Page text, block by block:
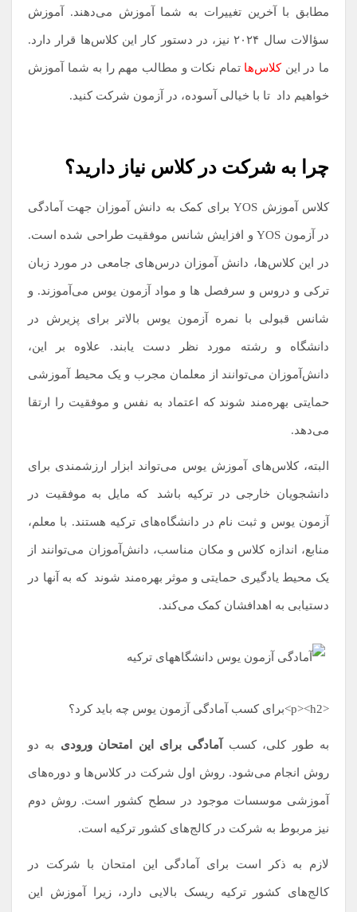
مطابق با آخرین تغییرات به شما آموزش می‌دهند. آموزش
سؤالات سال ۲۰۲۴ نیز، در دستور کار این کلاس‌ها قرار دارد.
ما در اینکلاس‌ها تمام نکات و مطالب مهم را به شما آموزش
خواهیم داد تا با خیالی آسوده، در آزمون شرکت کنید.
چرا به شرکت در کلاس نیاز دارید؟
کلاس‌ آموزش YOS برای کمک به دانش آموزان جهت آمادگی
در آزمون YOS و افزایش شانس موفقیت طراحی شده است.
در این کلاس‌ها، دانش آموزان درس‌های جامعی در مورد زبان
ترکی و دروس و سرفصل ها و مواد آزمون یوس می‌آموزند. و
شانس قبولی با نمره آزمون یوس بالاتر برای پزیرش در
دانشگاه و رشته مورد نظر دست یابند. علاوه بر این،
دانش‌آموزان می‌توانند از معلمان مجرب و یک محیط آموزشی
حمایتی بهره‌مند شوند که اعتماد به نفس و موفقیت را ارتقا
می‌دهد.
البته، کلاس‌های آموزش یوس می‌تواند ابزار ارزشمندی برای
دانشجویان خارجی در ترکیه باشد که مایل به موفقیت در
آزمون یوس و ثبت نام در دانشگاه‌های ترکیه هستند. با معلم،
منابع، اندازه کلاس و مکان مناسب، دانش‌آموزان می‌توانند از
یک محیط یادگیری حمایتی و موثر بهره‌مند شوند که به آنها در
دستیابی به اهدافشان کمک می‌کند.
<p><h2>برای کسب آمادگی آزمون یوس چه باید کرد؟
به طور کلی، کسب آمادگی برای این امتحان ورودی به دو
روش انجام می‌شود. روش اول شرکت در کلاس‌ها و دوره‌های
آموزشی موسسات موجود در سطح کشور است. روش دوم
نیز مربوط به شرکت در کالج‌های کشور ترکیه است.
لازم به ذکر است برای آمادگی این امتحان با شرکت در
کالج‌های کشور ترکیه ریسک بالایی دارد، زیرا آموزش این